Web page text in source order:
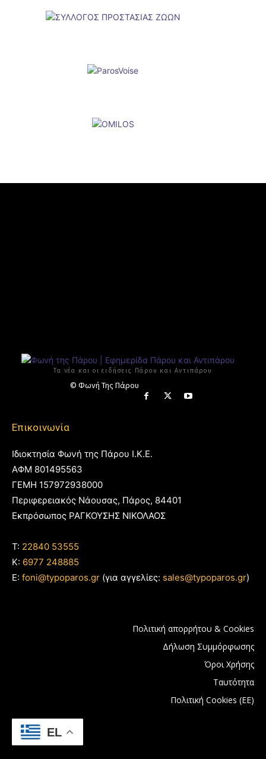
Τα νέα και οι ειδήσεις Πάρου και Αντιπάρου
© Φωνή Της Πάρου
Επικοινωνία
Ιδιοκτησία Φωνή της Πάρου Ι.Κ.Ε.
ΑΦΜ 801495563
ΓΕΜΗ 157972938000
Περιφερειακός Νάουσας, Πάρος, 84401
Εκπρόσωπος ΡΑΓΚΟΥΣΗΣ ΝΙΚΟΛΑΟΣ
T: 22840 53555
Κ: 6977 248885
E: foni@typoparos.gr (για αγγελίες: sales@typoparos.gr)
Πολιτική απορρήτου & Cookies
Δήλωση Συμμόρφωσης
Όροι Χρήσης
Ταυτότητα
Πολιτική Cookies (ΕΕ)
EL